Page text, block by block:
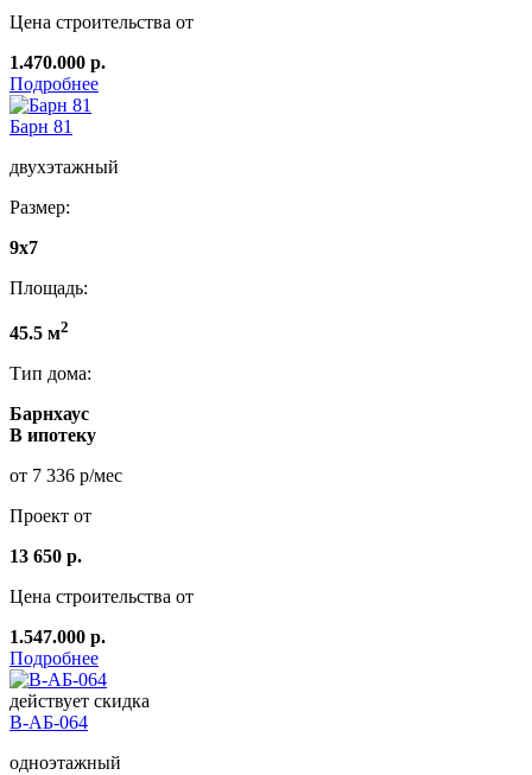
Цена строительства от
1.470.000 р.
Подробнее
Барн 81
двухэтажный
Размер:
9x7
Площадь:
45.5 м2
Тип дома:
Барнхаус
В ипотеку
от 7 336 р/мес
Проект от
13 650 р.
Цена строительства от
1.547.000 р.
Подробнее
действует скидка
В-АБ-064
одноэтажный